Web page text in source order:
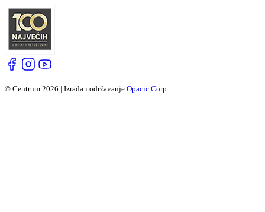
© Centrum 2026 | Izrada i održavanje Opacic Corp.